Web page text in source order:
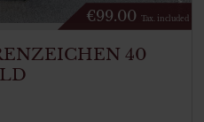
€99.00 Tax. included
40